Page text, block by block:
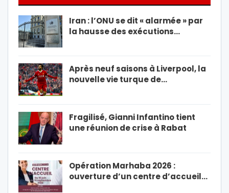
Iran : l’ONU se dit « alarmée » par
la hausse des exécutions…
Après neuf saisons à Liverpool, la
nouvelle vie turque de…
Fragilisé, Gianni Infantino tient
une réunion de crise à Rabat
Opération Marhaba 2026 :
ouverture d’un centre d’accueil…